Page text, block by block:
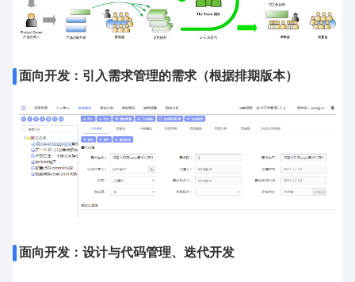
面向开发：引入需求管理的需求（根据排期版本）
面向开发：设计与代码管理、迭代开发